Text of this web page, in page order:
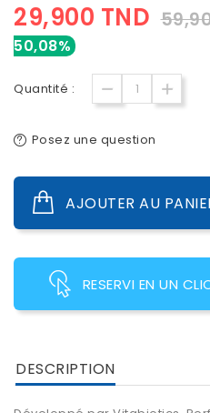
29,900 TND
50,08%
Quantité :
Posez une question
AJOUTER AU
RESERVI EN UN
DESCRIPTION